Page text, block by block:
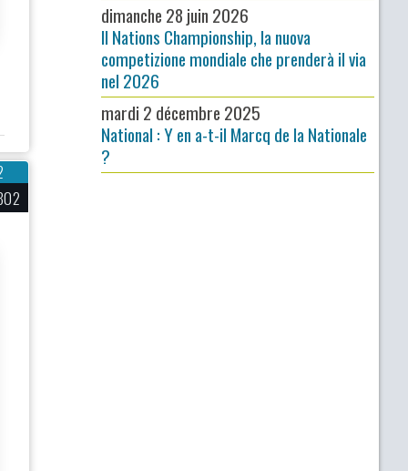
dimanche 28 juin 2026
Il Nations Championship, la nuova
competizione mondiale che prenderà il via
nel 2026
mardi 2 décembre 2025
National : Y en a-t-il Marcq de la Nationale
?